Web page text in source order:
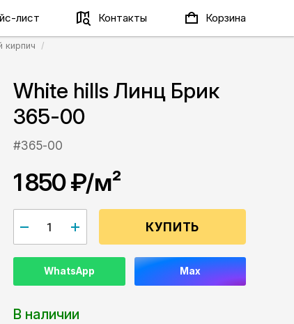
кирпич
White hills Линц Брик
365-00
#365-00
1 850 ₽/м²
КУПИТЬ
WhatsApp Max
В наличии
лист Контакты Корзина